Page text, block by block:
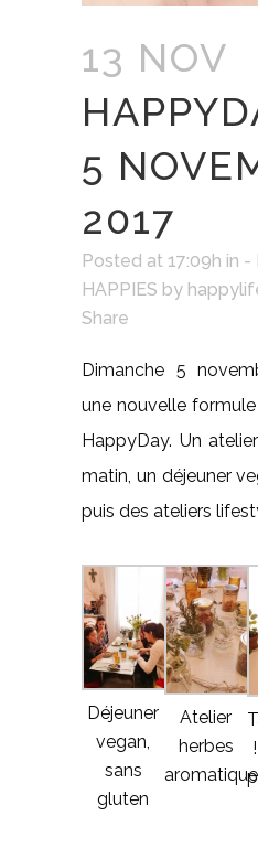
13 NOV
5
2017
Posted at 17:09h in -
HAPPIES by
Share
Dimanche 5
une nouvelle
HappyDay. Un
matin, un déjeuner
puis des ateliers
Déjeuner
vegan,
sans
gluten
Atelier
herbes